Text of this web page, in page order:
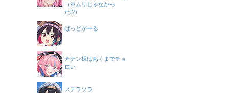
（※ムリじゃなかっ
た!?）
ばっどがーる
カナン様はあくまでチョ
ロい
ステラソラ